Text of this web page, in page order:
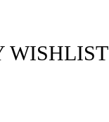
WISHLIST